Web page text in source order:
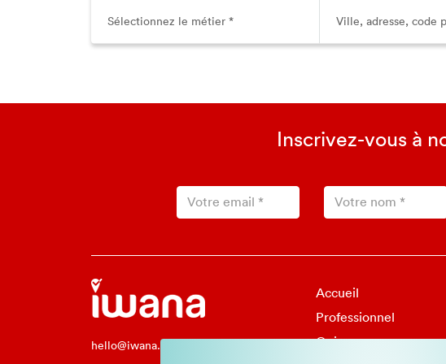
Inscrivez-vous à
hello@iwana.fr
Accueil
Professionnel
Qui sommes-nous